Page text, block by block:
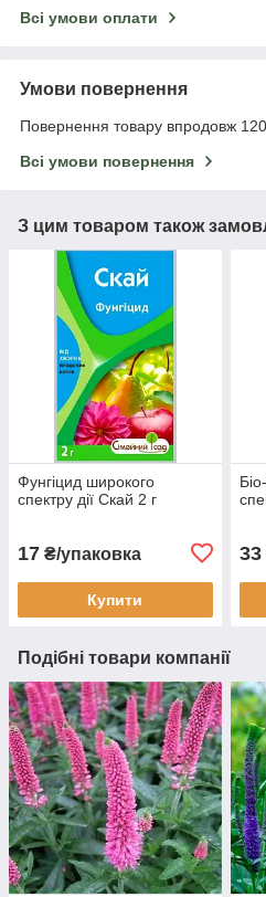
Всі умови оплати
Умови повернення
Повернення товару впродовж
Всі умови повернення
З цим товаром також
Фунгіцид широкого
спектру дії Скай 2 г
17 ₴/упаковка
Купити
33
Подібні товари компанії